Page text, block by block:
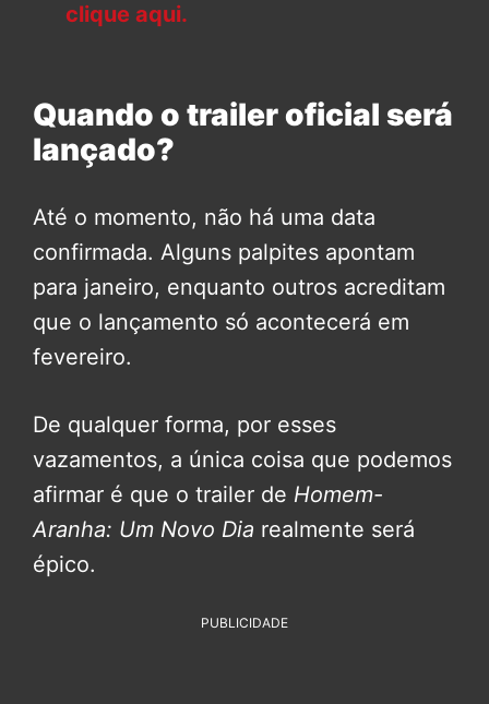
clique aqui.
Quando o trailer oficial será
lançado?
Até o momento, não há uma data
confirmada. Alguns palpites apontam
para janeiro, enquanto outros acreditam
que o lançamento só acontecerá em
fevereiro.
De qualquer forma, por esses
vazamentos, a única coisa que podemos
afirmar é que o trailer de Homem-
Aranha: Um Novo Dia realmente será
épico.
PUBLICIDADE